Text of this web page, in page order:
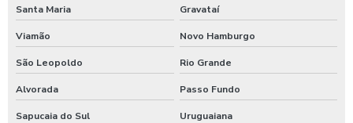
Santa Maria Gravataí
Viamão Novo Hamburgo
São Leopoldo Rio Grande
Alvorada Passo Fundo
Sapucaia do Sul Uruguaiana